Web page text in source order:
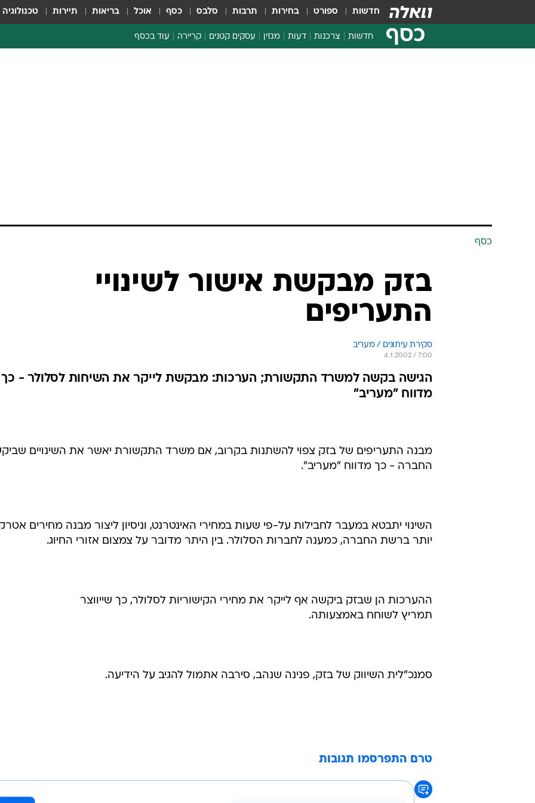
חדשות ספורט בחירות תרבות סלבס כסף אוכל בריאות תיירות טכנולוגיה
כסף חדשות צרכנות דעות מגזין עסקים קטנים קריירה עוד בכסף
כסף
בזק מבקשת אישור לשינויי
התעריפים
סקירת עיתונים / מעריב
4.1.2002 / 7:00
הגישה בקשה למשרד התקשורת; הערכות: מבקשת לייקר את השיחות לסלולר - כך
מדווח "מעריב"
מבנה התעריפים של בזק צפוי להשתנות בקרוב, אם משרד התקשורת יאשר את השינויים
החברה - כך מדווח "מעריב".
השינוי יתבטא במעבר לחבילות על-פי שעות במחירי האינטרנט, וניסיון ליצור מבנה מחירים
יותר ברשת החברה, כמענה לחברות הסלולר. בין היתר מדובר על צמצום אזורי החיוג.
ההערכות הן שבזק ביקשה אף לייקר את מחירי הקישוריות לסלולר, כך שייווצר
תמריץ לשוחח באמצעותה.
סמנכ"לית השיווק של בזק, פנינה שנהב, סירבה אתמול להגיב על הידיעה.
טרם התפרסמו תגובות